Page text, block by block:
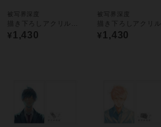
被写界深度
¥1,430
被写界深度
¥1,430